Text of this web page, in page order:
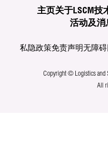
主页关于LSCM技
活动及消
私隐政策免责声明无障
Copyright © Logistics and
All